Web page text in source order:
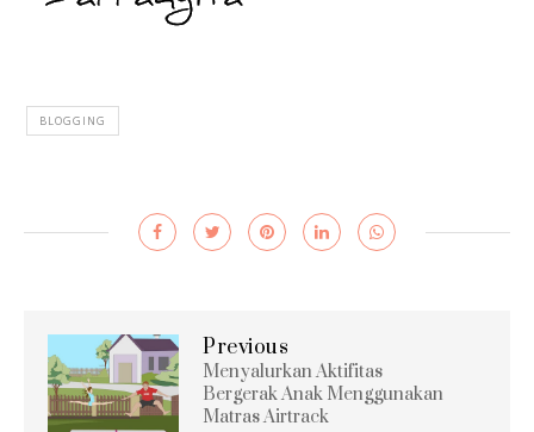
BLOGGING
Previous
Menyalurkan Aktifitas
Bergerak Anak Menggunakan
Matras Airtrack